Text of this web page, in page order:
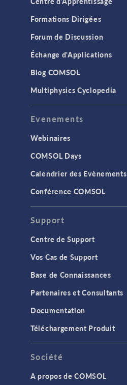
Formations Dirigées
Forum de Discussion
Échange d'Applications
Blog COMSOL
Multiphysics Cyclopedia
Evenements
Webinaires
COMSOL Days
Calendrier des Evènements
Conférence COMSOL
Support
Centre de Support
Vos Cas de Support
Base de Connaissances
Partenaires et Consultants
Documentation
Téléchargement Produit
Société
A propos de COMSOL